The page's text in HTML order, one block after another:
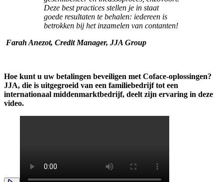
Deze best practices stellen je in staat
goede resultaten te behalen: iedereen is
betrokken bij het inzamelen van contanten!
Farah Anezot, Credit Manager, JJA Group
Hoe kunt u uw betalingen beveiligen met Coface-oplossingen?
JJA, die is uitgegroeid van een familiebedrijf tot een
internationaal middenmarktbedrijf, deelt zijn ervaring in deze
video.